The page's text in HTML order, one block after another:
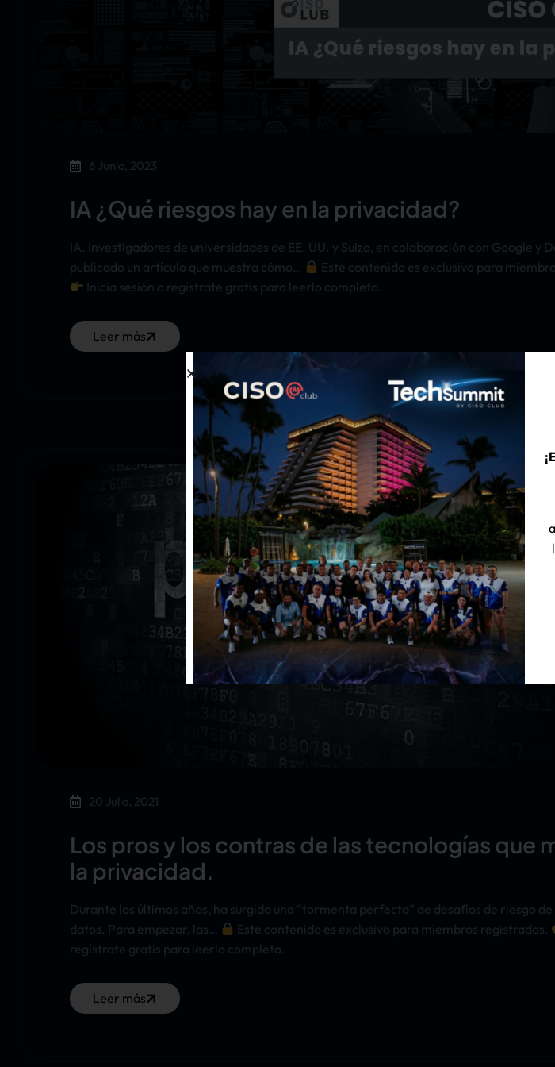
6 Junio, 2023
IA ¿Qué riesgos hay en la privacidad?
IA. Investigadores de universidades de EE. UU. y Suiza, en colaboración con Google y
publicado un artículo que muestra cómo…
Este contenido es exclusivo para
Inicia sesión o regístrate gratis para leerlo completo.
Leer más
20 Julio, 2021
Los pros y los contras de las tecnologías que
la privacidad.
Durante los últimos años, ha surgido una “tormenta perfecta” de desafíos de riesgo
datos. Para empezar, las…
Este contenido es exclusivo para miembros registrados.
regístrate gratis para leerlo completo.
Leer más